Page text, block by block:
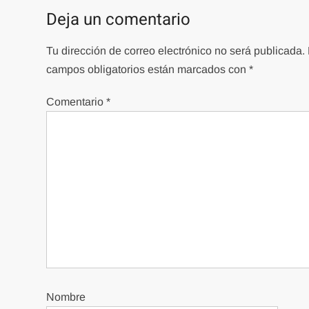
Deja un comentario
Tu dirección de correo electrónico no será publicada.
campos obligatorios están marcados con*
Comentario*
Nombre